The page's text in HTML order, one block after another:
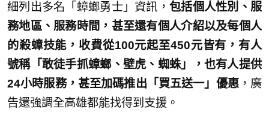
細列出多名「蟑螂勇士」資訊， 包括個人性別、服
務地區、服務時間，甚至還有個人介紹以及每個人
的殺蟑技能，收費從100元起至450元皆有，有人
號稱「敢徒手抓蟑螂、壁虎、蜘蛛」，也有人提供
24小時服務，甚至加碼推出「買五送一」優惠，廣
告還強調全高雄都能找得到支援。